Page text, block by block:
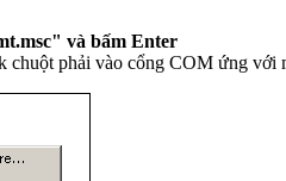
và bấm Enter
phải vào cổng COM ứng với